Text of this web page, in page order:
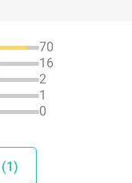
70
16
2
1
0